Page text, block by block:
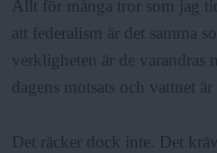
Allt för många tror som jag
att federalism är det samma
verkligheten är de varandras
dagens motsats och vattnet är
Det räcker dock inte. Det